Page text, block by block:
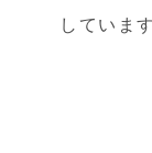
していま